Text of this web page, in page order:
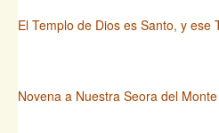
El Templo de Dios es Santo, y ese
Novena a Nuestra Seora del